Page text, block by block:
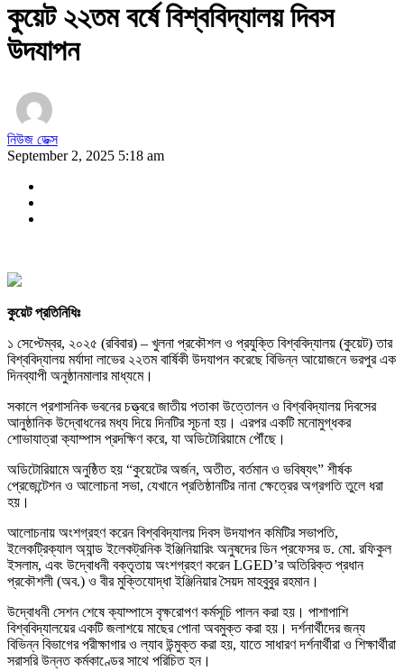
কুয়েট ২২তম বর্ষে বিশ্ববিদ্যালয় দিবস
উদযাপন
নিউজ ডেক্স
September 2, 2025 5:18 am
কুয়েট প্রতিনিধিঃ
১ সেপ্টেম্বর, ২০২৫ (রবিবার) – খুলনা প্রকৌশল ও প্রযুক্তি বিশ্ববিদ্যালয় (কুয়েট) তার
বিশ্ববিদ্যালয় মর্যাদা লাভের ২২তম বার্ষিকী উদযাপন করেছে বিভিন্ন আয়োজনে ভরপুর এক
দিনব্যাপী অনুষ্ঠানমালার মাধ্যমে।
সকালে প্রশাসনিক ভবনের চত্ত্বরে জাতীয় পতাকা উত্তোলন ও বিশ্ববিদ্যালয় দিবসের
আনুষ্ঠানিক উদ্বোধনের মধ্য দিয়ে দিনটির সূচনা হয়। এরপর একটি মনোমুগ্ধকর
শোভাযাত্রা ক্যাম্পাস প্রদক্ষিণ করে, যা অডিটোরিয়ামে পৌঁছে।
অডিটোরিয়ামে অনুষ্ঠিত হয় “কুয়েটের অর্জন, অতীত, বর্তমান ও ভবিষ্যৎ” শীর্ষক
প্রেজেন্টেশন ও আলোচনা সভা, যেখানে প্রতিষ্ঠানটির নানা ক্ষেত্রের অগ্রগতি তুলে ধরা
হয়।
আলোচনায় অংশগ্রহণ করেন বিশ্ববিদ্যালয় দিবস উদযাপন কমিটির সভাপতি,
ইলেকট্রিক্যাল অ্যান্ড ইলেকট্রনিক ইঞ্জিনিয়ারিং অনুষদের ডিন প্রফেসর ড. মো. রফিকুল
ইসলাম, এবং উদ্বোধনী বক্তৃতায় অংশগ্রহণ করেন LGED’র অতিরিক্ত প্রধান
প্রকৌশলী (অব.) ও বীর মুক্তিযোদ্ধা ইঞ্জিনিয়ার সৈয়দ মাহবুবুর রহমান।
উদ্বোধনী সেশন শেষে ক্যাম্পাসে বৃক্ষরোপণ কর্মসূচি পালন করা হয়। পাশাপাশি
বিশ্ববিদ্যালয়ের একটি জলাশয়ে মাছের পোনা অবমুক্ত করা হয়। দর্শনার্থীদের জন্য
বিভিন্ন বিভাগের পরীক্ষাগার ও ল্যাব উন্মুক্ত করা হয়, যাতে সাধারণ দর্শনার্থীরা ও শিক্ষার্থীরা
সরাসরি উন্নত কর্মকাণ্ডের সাথে পরিচিত হন।